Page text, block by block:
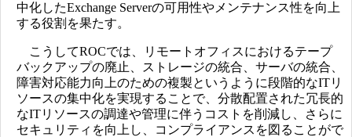
中化したExchange Serverの可用性やメンテナンス性を向上
する役割を果たす。
こうしてROCでは、リモートオフィスにおけるテープ
バックアップの廃止、ストレージの統合、サーバの統合、
障害対応能力向上のための複製というように段階的なITリ
ソースの集中化を実現することで、分散配置された冗長的
なITリソースの調達や管理に伴うコストを削減し、さらに
セキュリティを向上し、コンプライアンスを図ることがで